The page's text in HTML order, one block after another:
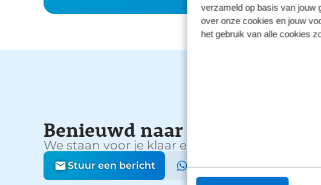
verzameld op basis van jouw
over onze cookies en jouw
het gebruik van alle cookies
Benieuwd naar de
We staan voor je klaar en helpen graag.
Stuur een bericht Stuur een WhatsApp